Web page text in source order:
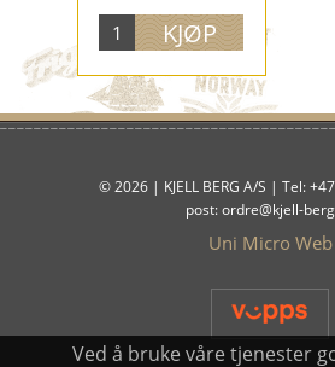
Ved å bruke våre tjenester
LYSPÆRER
TENNINGSDELER
SIGNALHORN
VERKTØY, UTSTYR, OLJE
RAMMEDELER
EKSOS
© 2026 | KJELL BERG A/S | Tel:
post: ordre@kjell-
Uni Micro Web